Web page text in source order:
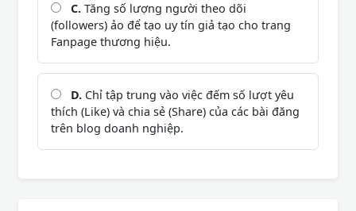
C. Tăng số lượng người theo dõi
(followers) ảo để tạo uy tín giả tạo cho trang
Fanpage thương hiệu.
D. Chỉ tập trung vào việc đếm số lượt yêu
thích (Like) và chia sẻ (Share) của các bài đăng
trên blog doanh nghiệp.